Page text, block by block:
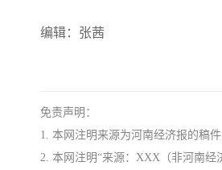
编辑：张茜
免责声明：
1. 本网注明来源为河南经济报的稿
2. 本网注明“来源：XXX（非河南